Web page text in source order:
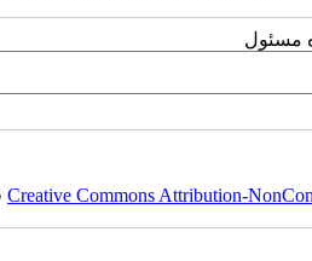
مسئول
Creative Commons Attribution-